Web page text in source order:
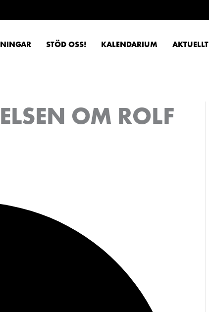
STÖD OSS! KALENDARIUM AKTUELLT
OM ROLF